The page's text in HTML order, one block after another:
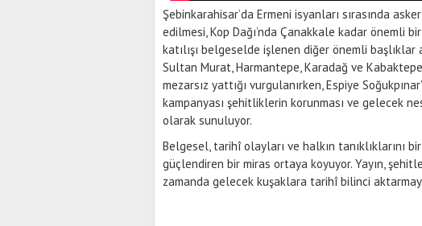
Şebinkarahisar’da Ermeni isyanları sırasında
edilmesi, Kop Dağı’nda Çanakkale kadar önemli
katılışı belgeselde işlenen diğer önemli başlıklar
Sultan Murat, Harmantepe, Karadağ ve
mezarsız yattığı vurgulanırken, Espiye
kampanyası şehitliklerin korunması ve gelecek
olarak sunuluyor.
Belgesel, tarihî olayları ve halkın tanıklıklarını
güçlendiren bir miras ortaya koyuyor. Yayın,
zamanda gelecek kuşaklara tarihî bilinci